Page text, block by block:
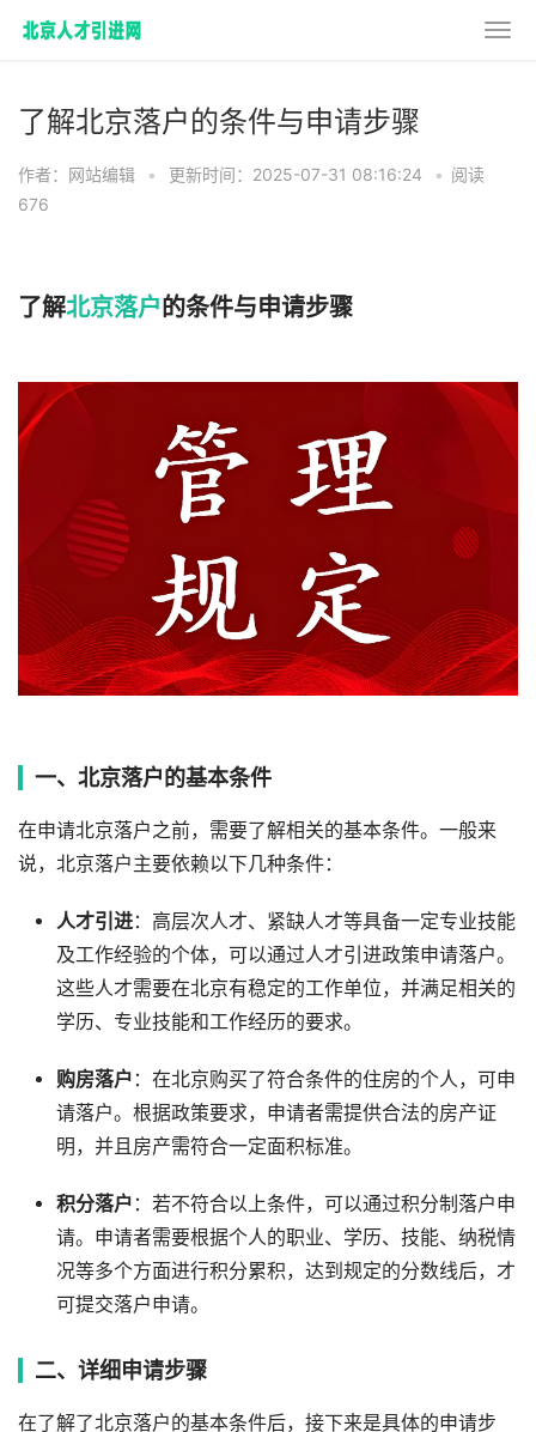
了解北京落户的条件与申请步骤
作者：网站编辑 • 更新时间：2025-07-31 08:16:24 • 阅读
676
了解北京落户的条件与申请步骤
一、北京落户的基本条件
在申请北京落户之前，需要了解相关的基本条件。一般来
说，北京落户主要依赖以下几种条件：
人才引进：高层次人才、紧缺人才等具备一定专业技能
及工作经验的个体，可以通过人才引进政策申请落户。
这些人才需要在北京有稳定的工作单位，并满足相关的
学历、专业技能和工作经历的要求。
购房落户 ：在北京购买了符合条件的住房的个人，可申
请落户。根据政策要求，申请者需提供合法的房产证
明，并且房产需符合一定面积标准。
积分落户 ：若不符合以上条件，可以通过积分制落户申
请。申请者需要根据个人的职业、学历、技能、纳税情
况等多个方面进行积分累积，达到规定的分数线后，才
可提交落户申请。
二、详细申请步骤
在了解了北京落户的基本条件后，接下来是具体的申请步